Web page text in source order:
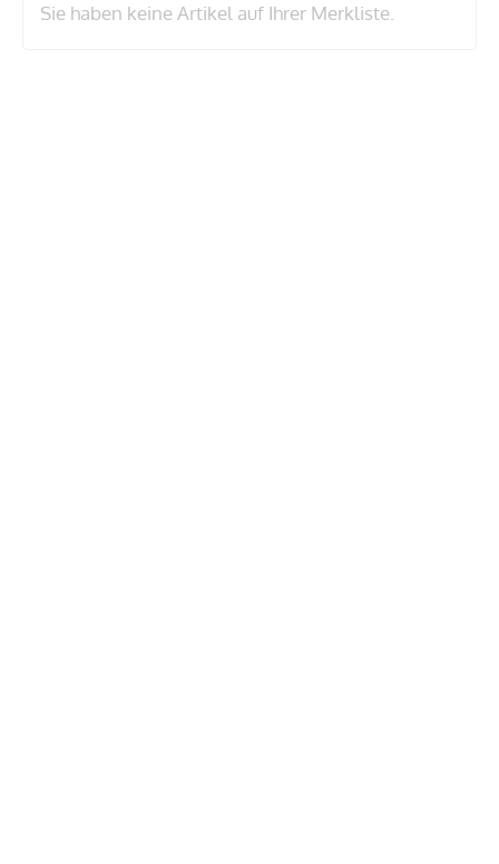
Sie haben keine Artikel auf Ihrer Merkliste.